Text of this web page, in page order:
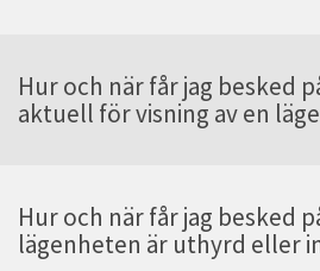
Hur och när får jag besked
aktuell för visning av en
Hur och när får jag besked
lägenheten är uthyrd eller